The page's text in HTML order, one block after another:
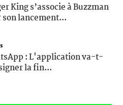
King s’associe à Buzzman
son lancement...
: L'application va-t-
la fin...